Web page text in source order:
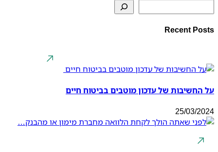
Recent Posts
על החשיבות של עדכון מוטבים בביטוח חיים
25/03/2024